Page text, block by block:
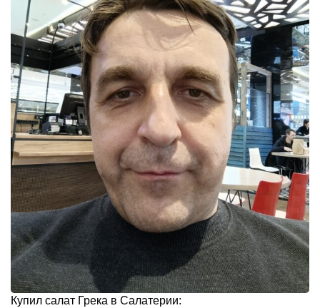
Купил салат Грека в Салатерии: